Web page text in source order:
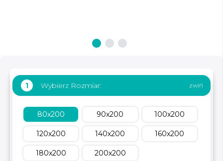
1 Wybierz Rozmiar:
80x200 90x200 100x200
120x200 140x200 160x200
180x200 200x200